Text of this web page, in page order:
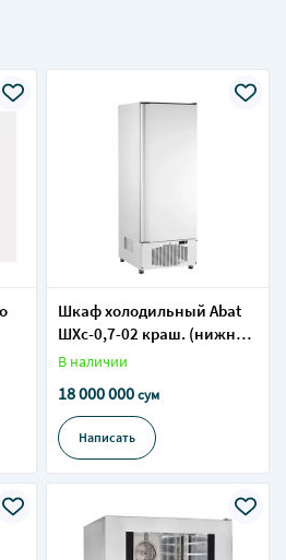
Шкаф холодильный Abat
ШХс-0,7-02 краш. (нижний
агрегат)
В наличии
18 000 000сум
Написать